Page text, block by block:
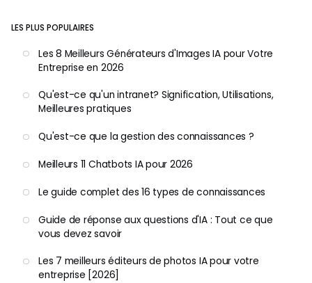
LES PLUS POPULAIRES
Les 8 Meilleurs Générateurs d'Images IA pour Votre
Entreprise en 2026
Qu'est-ce qu'un intranet? Signification, Utilisations,
Meilleures pratiques
Qu'est-ce que la gestion des connaissances ?
Meilleurs 11 Chatbots IA pour 2026
Le guide complet des 16 types de connaissances
Guide de réponse aux questions d'IA : Tout ce que
vous devez savoir
Les 7 meilleurs éditeurs de photos IA pour votre
entreprise [2026]